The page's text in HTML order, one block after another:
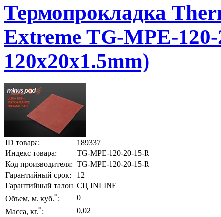
Термопрокладка
Extreme TG-MPE-
120x20x1.5mm)
ID товара:
189337
Индекс товара:
TG-MPE-120-20-15-R
Код производителя: TG-MPE-120-20-15-R
Гарантийный срок:
12
Гарантийный талон: СЦ INLINE
Объем, м. куб.*:
0
Масса, кг.*:
0,02